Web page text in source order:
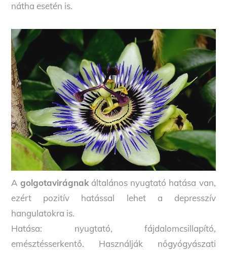
nátha esetén is.
A golgotavirágnakáltalános nyugtató hatása van,
ezért pozitív hatással lehet a depresszív
hangulatokra is.
Hatása: nyugtató, fájdalomcsillapító,
emésztésserkentő. Használják nőgyógyászati